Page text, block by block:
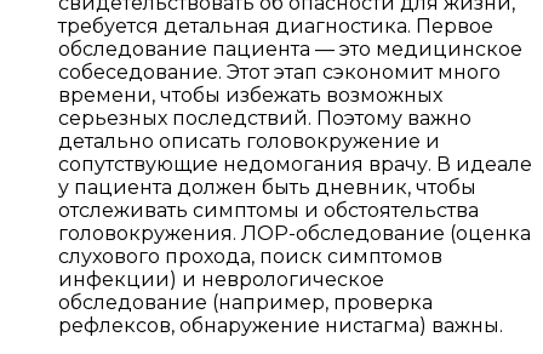
требуется детальная диагностика. Первое
обследование пациента — это медицинское
собеседование. Этот этап сэкономит много
времени, чтобы избежать возможных
серьезных последствий. Поэтому важно
детально описать головокружение и
сопутствующие недомогания врачу. В идеале
у пациента должен быть дневник, чтобы
отслеживать симптомы и обстоятельства
головокружения. ЛОР-обследование (оценка
слухового прохода, поиск симптомов
инфекции) и неврологическое
обследование (например, проверка
рефлексов, обнаружение нистагма) важны.